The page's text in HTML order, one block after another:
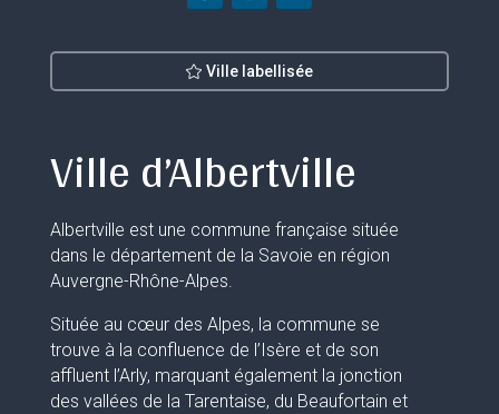
Ville labellisée
Ville d’Albertville
Albertville est une commune française située
dans le département de la Savoie en région
Auvergne-Rhône-Alpes.
Située au cœur des Alpes, la commune se
trouve à la confluence de l’Isère et de son
affluent l’Arly, marquant également la jonction
des vallées de la Tarentaise, du Beaufortain et